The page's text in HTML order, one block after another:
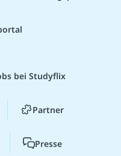
bei Studyflix
Partner
Presse